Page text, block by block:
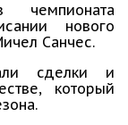
нового
Санчес.
сделки и
который